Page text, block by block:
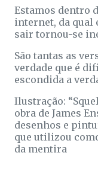
Estamos dentro
internet, da qual
sair tornou-se
São tantas as
verdade que é
escondida a
Ilustração:
obra de James
desenhos e
que utilizou
da mentira